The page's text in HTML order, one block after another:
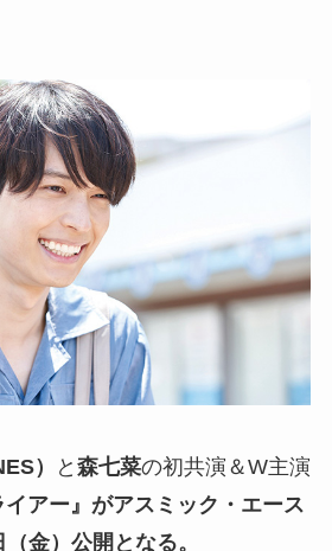
） と 森七菜の初共演＆W主演
イアー』がアスミック・エース
金）公開となる。